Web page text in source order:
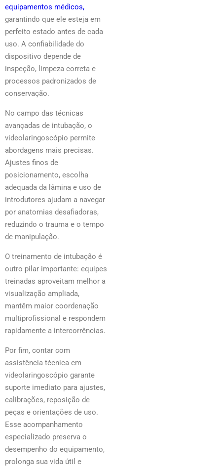
equipamentos médicos,
garantindo que ele esteja em
perfeito estado antes de cada
uso. A confiabilidade do
dispositivo depende de
inspeção, limpeza correta e
processos padronizados de
conservação.
No campo das técnicas
avançadas de intubação, o
videolaringoscópio permite
abordagens mais precisas.
Ajustes finos de
posicionamento, escolha
adequada da lâmina e uso de
introdutores ajudam a navegar
por anatomias desafiadoras,
reduzindo o trauma e o tempo
de manipulação.
O treinamento de intubação é
outro pilar importante: equipes
treinadas aproveitam melhor a
visualização ampliada,
mantêm maior coordenação
multiprofissional e respondem
rapidamente a intercorrências.
Por fim, contar com
assistência técnica em
videolaringoscópio garante
suporte imediato para ajustes,
calibrações, reposição de
peças e orientações de uso.
Esse acompanhamento
especializado preserva o
desempenho do equipamento,
prolonga sua vida útil e